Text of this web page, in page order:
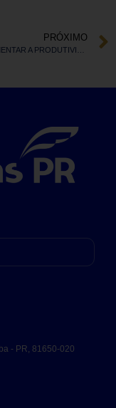
PRÓXIMO
- PR, 81650-020